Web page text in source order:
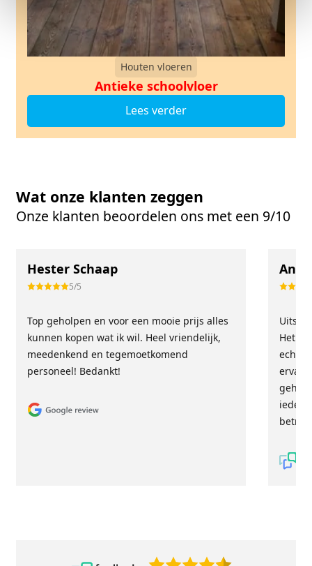
Houten vloeren
Antieke schoolvloer
Lees verder
Wat onze klanten zeggen
Onze klanten beoordelen ons met een 9/10
Hester Schaap
5/5
Top geholpen en voor een mooie prijs alles
kunnen kopen wat ik wil. Heel vriendelijk,
meedenkend en tegemoetkomend
personeel! Bedankt!
Het
echt